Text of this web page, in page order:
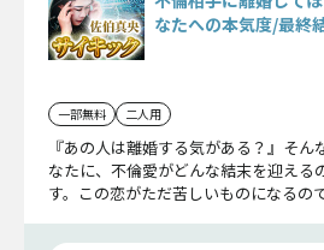
なたへの本気度/最終
一部無料 二人用
『あの人は離婚する気がある？』そん
なたに、不倫愛がどんな結末を迎える
す。この恋がただ苦しいものになるの